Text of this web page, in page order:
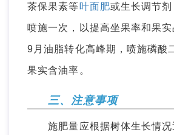
茶保果素等叶面肥或生长调节
喷施一次，以提高坐果率和果
9月油脂转化高峰期，喷施磷酸
果实含油率。
三、注意事项
施肥量应根据树体生长情况